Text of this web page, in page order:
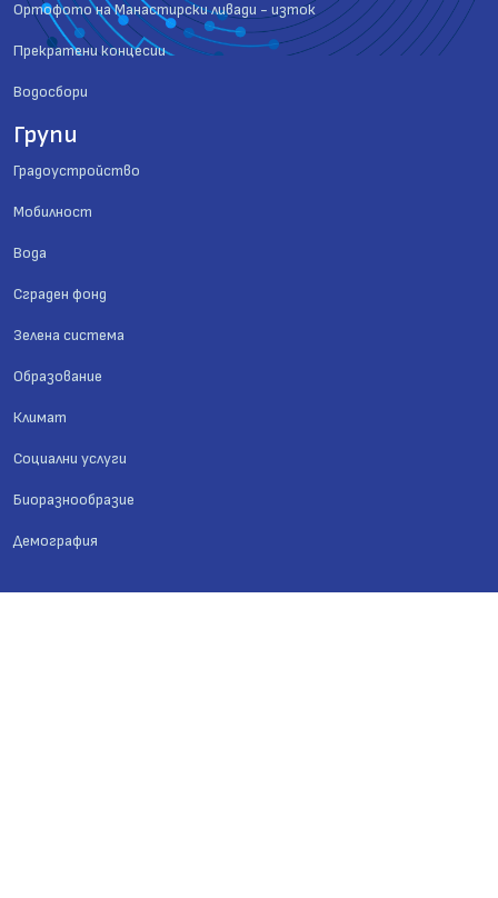
Ортофото на Манастирски ливади - изток
Прекратени концесии
Водосбори
Групи
Градоустройство
Мобилност
Вода
Сграден фонд
Зелена система
Образование
Климат
Социални услуги
Биоразнообразие
Демография